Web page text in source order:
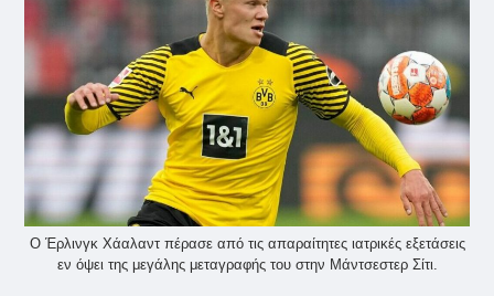
Ο Έρλινγκ Χάαλαντ πέρασε από τις απαραίτητες ιατρικές εξετάσεις
εν όψει της μεγάλης μεταγραφής του στην Μάντσεστερ Σίτι.